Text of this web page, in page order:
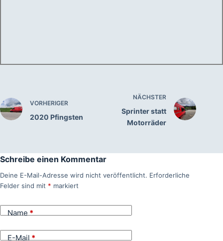
VORHERIGER
2020 Pfingsten
NÄCHSTER
Sprinter statt
Motorräder
Schreibe einen Kommentar
Deine E-Mail-Adresse wird nicht veröffentlicht. Erforderliche
Felder sind mit * markiert
Name*
E-Mail*